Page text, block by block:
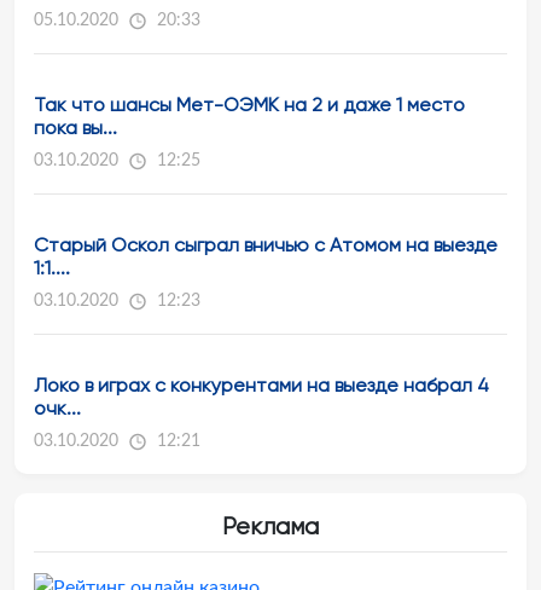
05.10.2020 20:33
Так что шансы Мет-ОЭМК на 2 и даже 1 место
пока вы...
03.10.2020 12:25
Старый Оскол сыграл вничью с Атомом на выезде
1:1....
03.10.2020 12:23
Локо в играх с конкурентами на выезде набрал 4
очк...
03.10.2020 12:21
Реклама